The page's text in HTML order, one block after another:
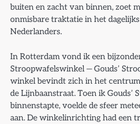
buiten en zacht van binnen, zoet
onmisbare traktatie in het
Nederlanders.
In Rotterdam vond ik een
Stroopwafelswinkel — Gouds’
winkel bevindt zich in het
de Lijnbaanstraat. Toen ik Gouds’
binnenstapte, voelde de sfeer
aan. De winkelinrichting had een